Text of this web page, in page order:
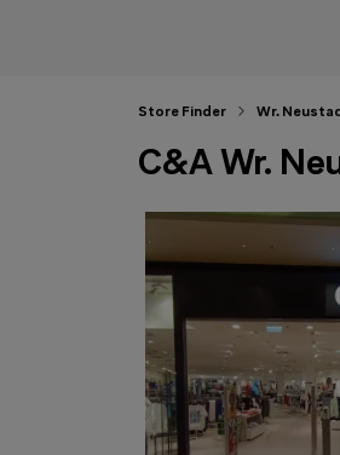
Store Finder Wr.
C&A Wr.